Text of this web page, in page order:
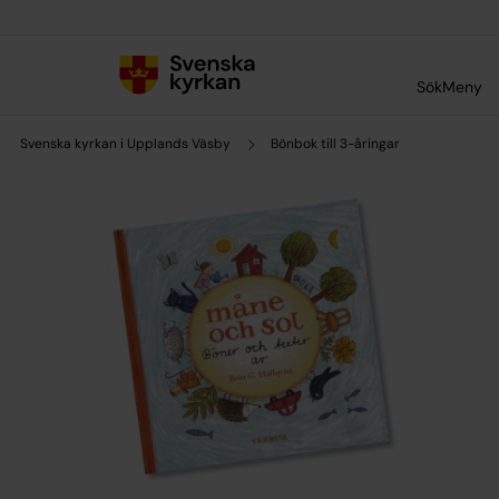
SökMeny
Svenska kyrkan i Upplands Väsby Bönbok till 3-åringar